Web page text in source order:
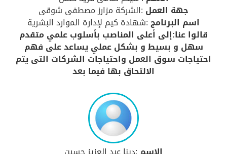
جهة العمل :الشركة مزارز مصطفى شوقى
اسم البرنامج:شهادة كيم لإدارة الموارد البشرية
قالوا عنا:إلى أعلى المناصب بأسلوب علمي متقدم
سهل و بسيط و بشكل عملي يساعد على فهم
احتياجات سوق العمل واحتياجات الشركات التى يتم
الالتحاق بها فيما بعد